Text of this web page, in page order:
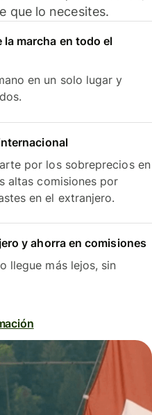
que lo necesites.
marcha en todo el
en un solo lugar y
por los sobreprecios en
altas comisiones por
en el extranjero.
y ahorra en comisiones
llegue más lejos, sin